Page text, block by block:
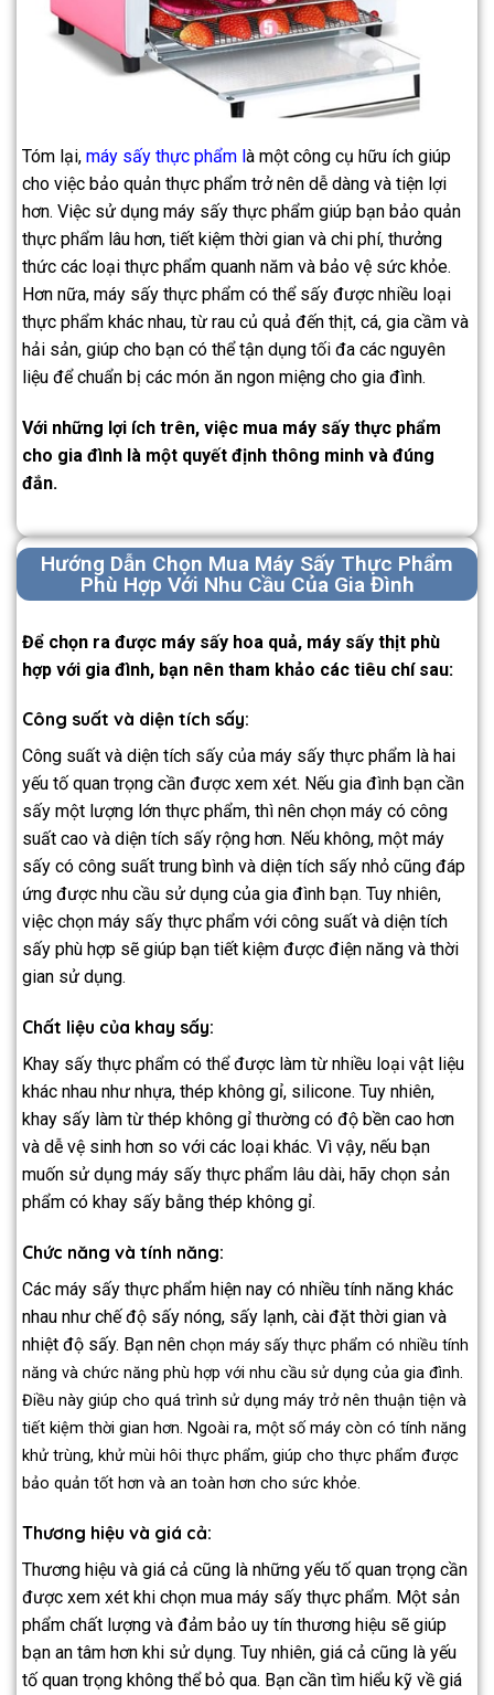
Tóm lại, máy sấy thực phẩm là một công cụ hữu ích giúp
cho việc bảo quản thực phẩm trở nên dễ dàng và tiện lợi
hơn. Việc sử dụng máy sấy thực phẩm giúp bạn bảo quản
thực phẩm lâu hơn, tiết kiệm thời gian và chi phí, thưởng
thức các loại thực phẩm quanh năm và bảo vệ sức khỏe.
Hơn nữa, máy sấy thực phẩm có thể sấy được nhiều loại
thực phẩm khác nhau, từ rau củ quả đến thịt, cá, gia cầm và
hải sản, giúp cho bạn có thể tận dụng tối đa các nguyên
liệu để chuẩn bị các món ăn ngon miệng cho gia đình.
Với những lợi ích trên, việc mua máy sấy thực phẩm
cho gia đình là một quyết định thông minh và đúng
đắn.
Hướng Dẫn Chọn Mua Máy Sấy Thực Phẩm
Phù Hợp Với Nhu Cầu Của Gia Đình
Để chọn ra được máy sấy hoa quả, máy sấy thịt phù
hợp với gia đình, bạn nên tham khảo các tiêu chí sau:
Công suất và diện tích sấy:
Công suất và diện tích sấy của máy sấy thực phẩm là hai
yếu tố quan trọng cần được xem xét. Nếu gia đình bạn cần
sấy một lượng lớn thực phẩm, thì nên chọn máy có công
suất cao và diện tích sấy rộng hơn. Nếu không, một máy
sấy có công suất trung bình và diện tích sấy nhỏ cũng đáp
ứng được nhu cầu sử dụng của gia đình bạn. Tuy nhiên,
việc chọn máy sấy thực phẩm với công suất và diện tích
sấy phù hợp sẽ giúp bạn tiết kiệm được điện năng và thời
gian sử dụng.
Chất liệu của khay sấy:
Khay sấy thực phẩm có thể được làm từ nhiều loại vật liệu
khác nhau như nhựa, thép không gỉ, silicone. Tuy nhiên,
khay sấy làm từ thép không gỉ thường có độ bền cao hơn
và dễ vệ sinh hơn so với các loại khác. Vì vậy, nếu bạn
muốn sử dụng máy sấy thực phẩm lâu dài, hãy chọn sản
phẩm có khay sấy bằng thép không gỉ.
Chức năng và tính năng:
Các máy sấy thực phẩm hiện nay có nhiều tính năng khác
nhau như chế độ sấy nóng, sấy lạnh, cài đặt thời gian và
nhiệt độ sấy. Bạn nên chọn máy sấy thực phẩm có nhiều tính
năng và chức năng phù hợp với nhu cầu sử dụng của gia đình.
Điều này giúp cho quá trình sử dụng máy trở nên thuận tiện và
tiết kiệm thời gian hơn. Ngoài ra, một số máy còn có tính năng
khử trùng, khử mùi hôi thực phẩm, giúp cho thực phẩm được
bảo quản tốt hơn và an toàn hơn cho sức khỏe.
Thương hiệu và giá cả:
Thương hiệu và giá cả cũng là những yếu tố quan trọng cần
được xem xét khi chọn mua máy sấy thực phẩm. Một sản
phẩm chất lượng và đảm bảo uy tín thương hiệu sẽ giúp
bạn an tâm hơn khi sử dụng. Tuy nhiên, giá cả cũng là yếu
tố quan trọng không thể bỏ qua. Bạn cần tìm hiểu kỹ về giá